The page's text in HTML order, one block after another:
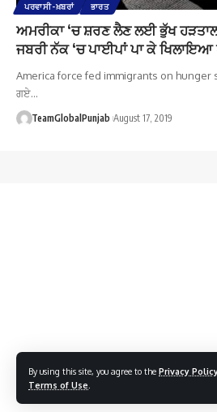
By using this site, you agree to the Privacy
Terms of Use
ਪਰਵਾਸੀ-ਖ਼ਬਰਾਂ ਭਾਰਤ
ਅਮਰੀਕਾ ‘ਚ ਸ਼ਰਣ ਲੈਣ ਲਈ ਭੁੱਖ
ਜਬਰੀ ਨੱਕ ‘ਚ ਪਾਈਪਾਂ ਪਾ ਕੇ ਖਿਲਾਇਆ
America force fed immigrants on hunger
ਗਏ…
TeamGlobalPunjab August 17, 2019